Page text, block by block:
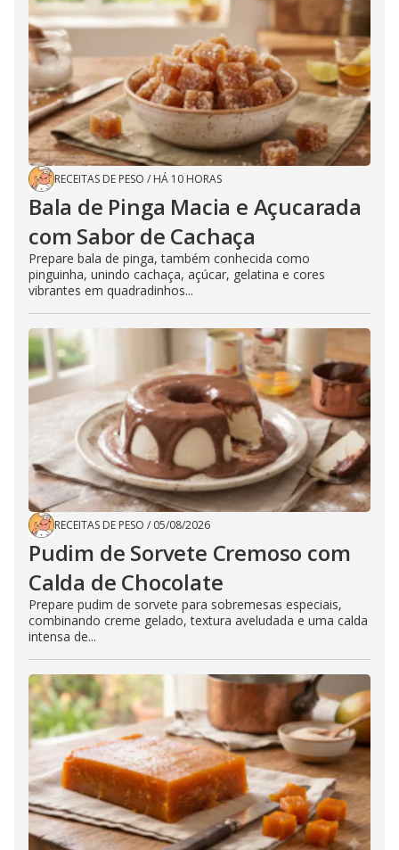
RECEITAS DE PESO / HÁ 10 HORAS
Bala de Pinga Macia e Açucarada
com Sabor de Cachaça
Prepare bala de pinga, também conhecida como
pinguinha, unindo cachaça, açúcar, gelatina e cores
vibrantes em quadradinhos...
RECEITAS DE PESO / 05/08/2026
Pudim de Sorvete Cremoso com
Calda de Chocolate
Prepare pudim de sorvete para sobremesas especiais,
combinando creme gelado, textura aveludada e uma calda
intensa de...